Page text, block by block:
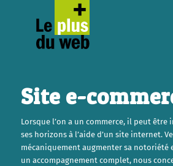
Site e-
Lorsque l’on a un commerce, il peut être
ses horizons à l’aide d’un site internet.
mécaniquement augmenter sa notoriété
un accompagnement complet, nous